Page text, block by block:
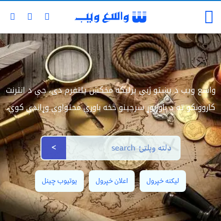
واسع ویب د پښتو ژبې پرلیکه مخکښ پلتفرم دی، چې د انترنت
کاروونکو ته د باور وړ سرچینو څخه باوري محتواوې وړاندې کوي.
>
لیکنه خپرول اعلان خپرول یوتیوب چینل